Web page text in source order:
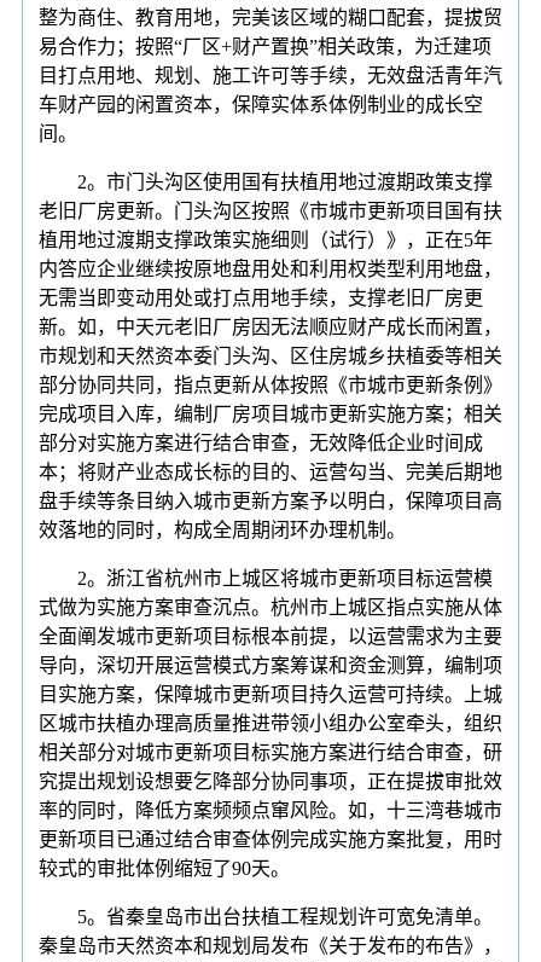
整为商住、教育用地，完美该区域的糊口配套，提拔贸
易合作力；按照“厂区+财产置换”相关政策，为迁建项
目打点用地、规划、施工许可等手续，无效盘活青年汽
车财产园的闲置资本，保障实体系体例制业的成长空
间。
2。市门头沟区使用国有扶植用地过渡期政策支撑
老旧厂房更新。门头沟区按照《市城市更新项目国有扶
植用地过渡期支撑政策实施细则（试行）》，正在5年
内答应企业继续按原地盘用处和利用权类型利用地盘，
无需当即变动用处或打点用地手续，支撑老旧厂房更
新。如，中天元老旧厂房因无法顺应财产成长而闲置，
市规划和天然资本委门头沟、区住房城乡扶植委等相关
部分协同共同，指点更新从体按照《市城市更新条例》
完成项目入库，编制厂房项目城市更新实施方案；相关
部分对实施方案进行结合审查，无效降低企业时间成
本；将财产业态成长标的目的、运营勾当、完美后期地
盘手续等条目纳入城市更新方案予以明白，保障项目高
效落地的同时，构成全周期闭环办理机制。
2。浙江省杭州市上城区将城市更新项目标运营模
式做为实施方案审查沉点。杭州市上城区指点实施从体
全面阐发城市更新项目标根本前提，以运营需求为主要
导向，深切开展运营模式方案筹谋和资金测算，编制项
目实施方案，保障城市更新项目持久运营可持续。上城
区城市扶植办理高质量推进带领小组办公室牵头，组织
相关部分对城市更新项目标实施方案进行结合审查，研
究提出规划设想要乞降部分协同事项，正在提拔审批效
率的同时，降低方案频频点窜风险。如，十三湾巷城市
更新项目已通过结合审查体例完成实施方案批复，用时
较式的审批体例缩短了90天。
5。省秦皇岛市出台扶植工程规划许可宽免清单。
秦皇岛市天然资本和规划局发布《关于发布的布告》，